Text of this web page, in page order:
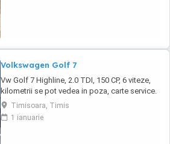
Volkswagen Golf 7
Vw Golf 7 Highline, 2.0 TDI, 150 CP, 6 viteze,
kilometrii se pot vedea in poza, carte service.
Navigație, Distronic, Lane Assist, Park Assist,
Keyless Go, tempomat, comenzi pe volan,
încălzire scaune, computer de bord, geamuri
Timisoara, Timis
1 ianuarie